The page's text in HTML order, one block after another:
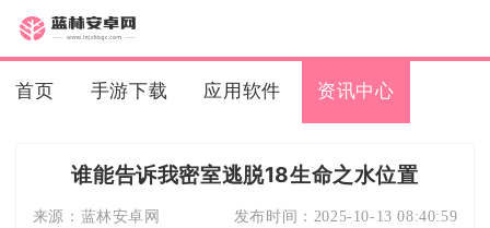
首页 手游下载 应用软件 资讯中心
谁能告诉我密室逃脱18生命之水位置
来源： 蓝林安卓网 发布时间： 2025-10-13 08:40:59